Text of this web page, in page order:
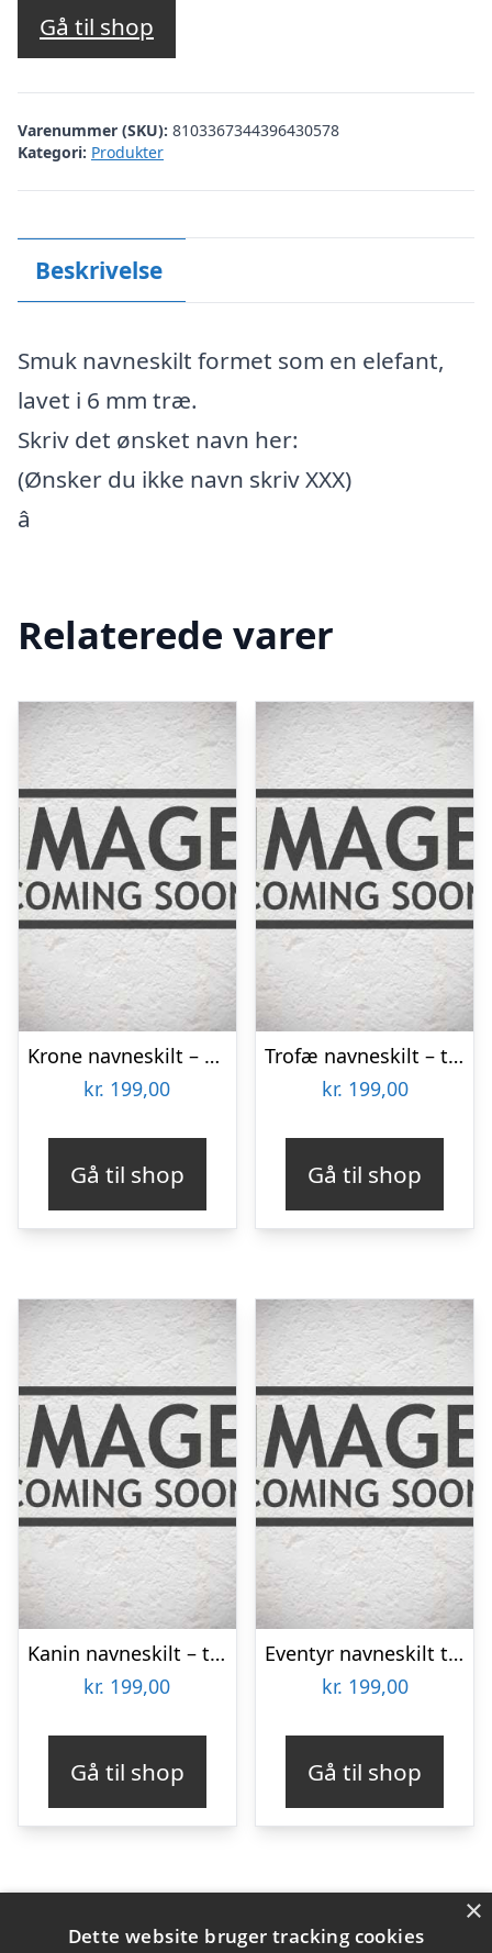
Gå til shop
Varenummer (SKU): 8103367344396430578
Kategori: Produkter
Beskrivelse
Smuk navneskilt formet som en elefant,
lavet i 6 mm træ.
Skriv det ønsket navn her:
(Ønsker du ikke navn skriv XXX)
â
Relaterede varer
Krone navneskilt – træ
kr. 199,00
Gå til shop
Trofæ navneskilt – træ
kr. 199,00
Gå til shop
Kanin navneskilt – træ
kr. 199,00
Gå til shop
Eventyr navneskilt træ
kr. 199,00
Gå til shop
Varekategorier
×
Dette website bruger tracking cookies